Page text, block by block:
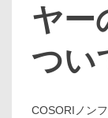
ヤー
つい
COSORIノン